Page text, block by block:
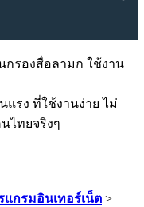
รง ที่ใช้งานง่าย ไม่
ไทยจริงๆ
แกรมอินเทอร์เน็ต >